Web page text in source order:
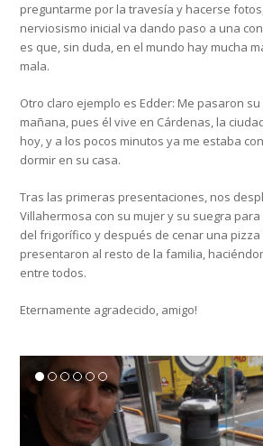
preguntarme por la travesía y hacerse
nerviosismo inicial va dando paso a una
es que, sin duda, en el mundo hay mucha
mala.
Otro claro ejemplo es Edder: Me pasaron
mañana, pues él vive en Cárdenas, la
hoy, y a los pocos minutos ya me estaba
dormir en su casa.
Tras las primeras presentaciones, nos
Villahermosa con su mujer y su suegra
del frigorífico y después de cenar una pizza
presentaron al resto de la familia,
entre todos.
Eternamente agradecido, amigo!